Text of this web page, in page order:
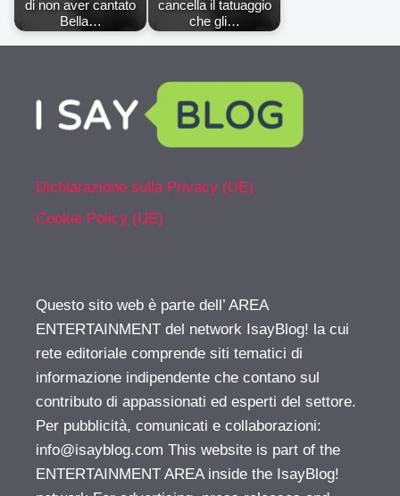
di non aver cantato
Bella…
cancella il tatuaggio
che gli…
Dichiarazione sulla Privacy (UE)
Cookie Policy (UE)
Questo sito web è parte dell’ AREA
ENTERTAINMENT del network IsayBlog! la cui
rete editoriale comprende siti tematici di
informazione indipendente che contano sul
contributo di appassionati ed esperti del settore.
Per pubblicità, comunicati e collaborazioni:
info@isayblog.com This website is part of the
ENTERTAINMENT AREA inside the IsayBlog!